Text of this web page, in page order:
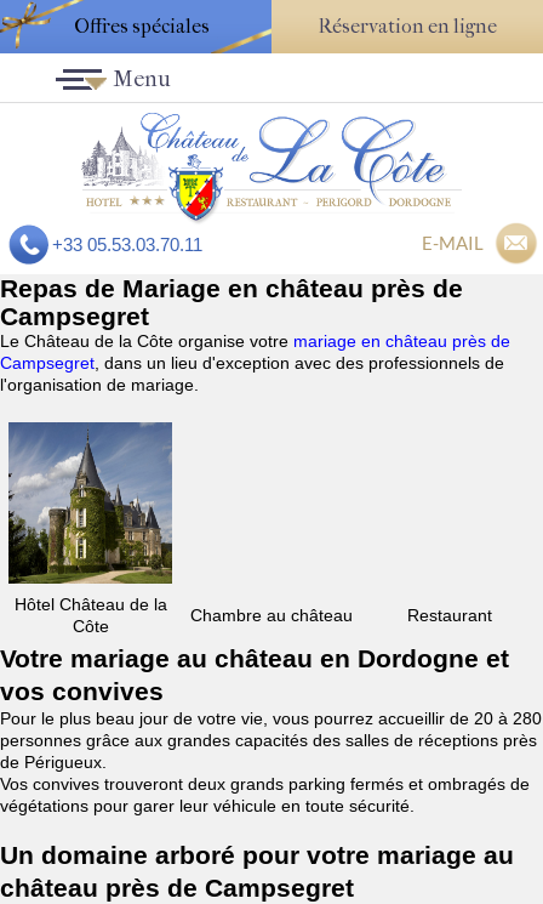
Offres spéciales Réservation en ligne
+33 05.53.03.70.11 E-MAIL
Menu
Repas de Mariage en château près de
Campsegret
Le Château de la Côte organise votre mariage en château près de
Campsegret , dans un lieu d'exception avec des professionnels de
l'organisation de mariage.
Hôtel Château de la
Côte
Chambre au château Restaurant
Votre mariage au château en Dordogne et
vos convives
Pour le plus beau jour de votre vie, vous pourrez accueillir de 20 à 280
personnes grâce aux grandes capacités des salles de réceptions près
de Périgueux.
Vos convives trouveront deux grands parking fermés et ombragés de
végétations pour garer leur véhicule en toute sécurité.
Un domaine arboré pour votre mariage au
château près de Campsegret